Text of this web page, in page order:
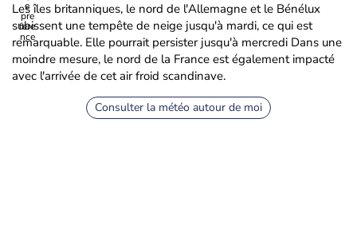
Les îles britanniques, le nord de l'Allemagne et le Bénélux
subissent une tempête de neige jusqu'à mardi, ce qui est
remarquable. Elle pourrait persister jusqu'à mercredi Dans une
moindre mesure, le nord de la France est également impacté
avec l'arrivée de cet air froid scandinave.
Consulter la météo autour de moi